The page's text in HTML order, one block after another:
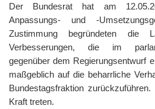
Der Bundesrat hat am
Anpassungs- und -
Zustimmung begründeten die
Verbesserungen, die im
gegenüber dem Regierungsentwurf
maßgeblich auf die beharrliche
Bundestagsfraktion
Kraft treten.